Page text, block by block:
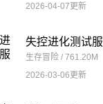
2026-04-07更新
失控进化测试服
生存冒险 / 761.20M
2026-03-06更新